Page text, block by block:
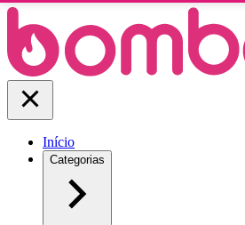
Início
Categorias